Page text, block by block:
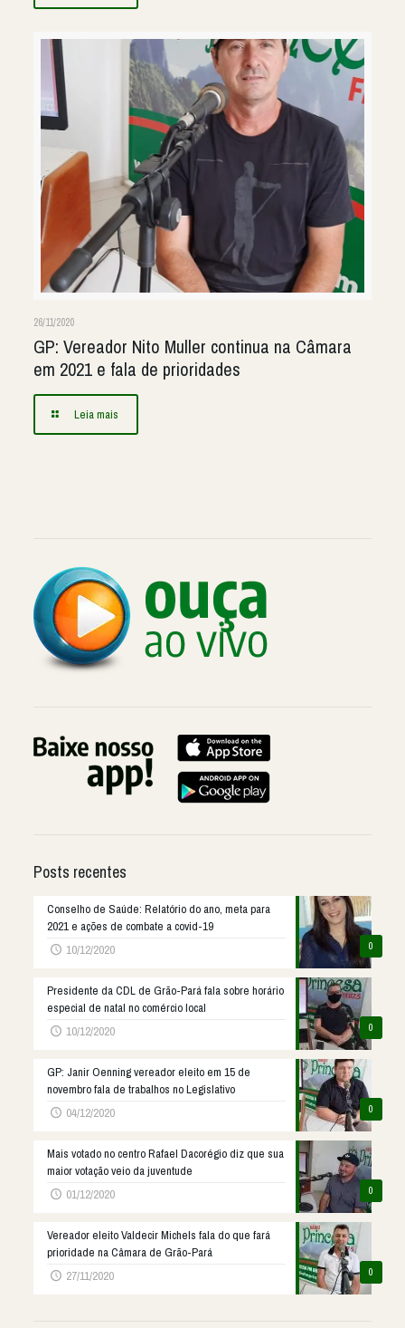
26/11/2020
GP: Vereador Nito Muller continua na Câmara
em 2021 e fala de prioridades
Leia mais
Posts recentes
0
Conselho de Saúde: Relatório do ano, meta para
2021 e ações de combate a covid-19
10/12/2020
0
Presidente da CDL de Grão-Pará fala sobre horário
especial de natal no comércio local
10/12/2020
0
GP: Janir Oenning vereador eleito em 15 de
novembro fala de trabalhos no Legislativo
04/12/2020
0
Mais votado no centro Rafael Dacorégio diz que sua
maior votação veio da juventude
01/12/2020
0
Vereador eleito Valdecir Michels fala do que fará
prioridade na Câmara de Grão-Pará
27/11/2020